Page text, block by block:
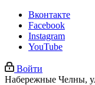
Вконтакте
Facebook
Instagram
YouTube
Войти
Набережные Челны,